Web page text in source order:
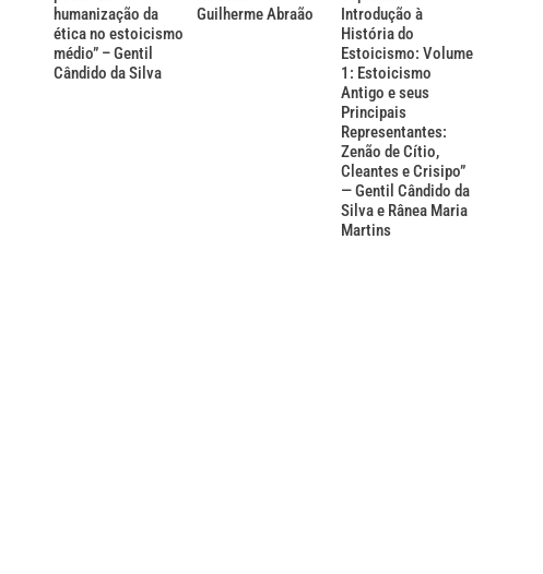
humanização da
ética no estoicismo
médio” – Gentil
Cândido da Silva
Guilherme Abraão
Introdução à
História do
Estoicismo: Volume
1: Estoicismo
Antigo e seus
Principais
Representantes:
Zenão de Cítio,
Cleantes e Crisipo”
— Gentil Cândido da
Silva e Rânea Maria
Martins